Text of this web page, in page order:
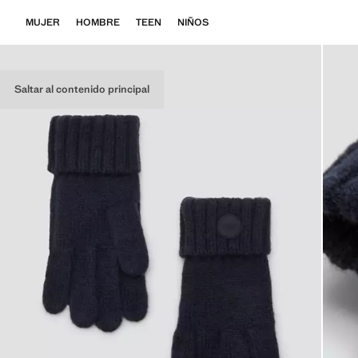
Saltar al contenido principal
MUJER HOMBRE TEEN NIÑOS